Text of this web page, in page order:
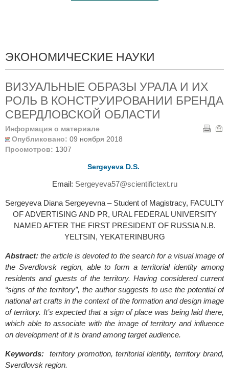
ЭКОНОМИЧЕСКИЕ НАУКИ
ВИЗУАЛЬНЫЕ ОБРАЗЫ УРАЛА И ИХ
РОЛЬ В КОНСТРУИРОВАНИИ БРЕНДА
СВЕРДЛОВСКОЙ ОБЛАСТИ
Информация о материале
Опубликовано: 09 ноября 2018
Просмотров: 1307
Sergeyeva D.S.
Email: Sergeyeva57@scientifictext.ru
Sergeyeva Diana Sergeyevna – Student of Magistracy, FACULTY
OF ADVERTISING AND PR, URAL FEDERAL UNIVERSITY
NAMED AFTER THE FIRST PRESIDENT OF RUSSIA N.B.
YELTSIN, YEKATERINBURG
Abstract:the article is devoted to the search for a visual image of
the Sverdlovsk region, able to form a territorial identity among
residents and guests of the territory. Having considered current
“signs of the territory”, the author suggests to use the potential of
national art crafts in the context of the formation and design image
of territory. It’s expected that a sign of place was being laid there,
which able to associate with the image of territory and influence
on development of it is brand among target audience.
Keywords: territory promotion, territorial identity, territory brand,
Sverdlovsk region.